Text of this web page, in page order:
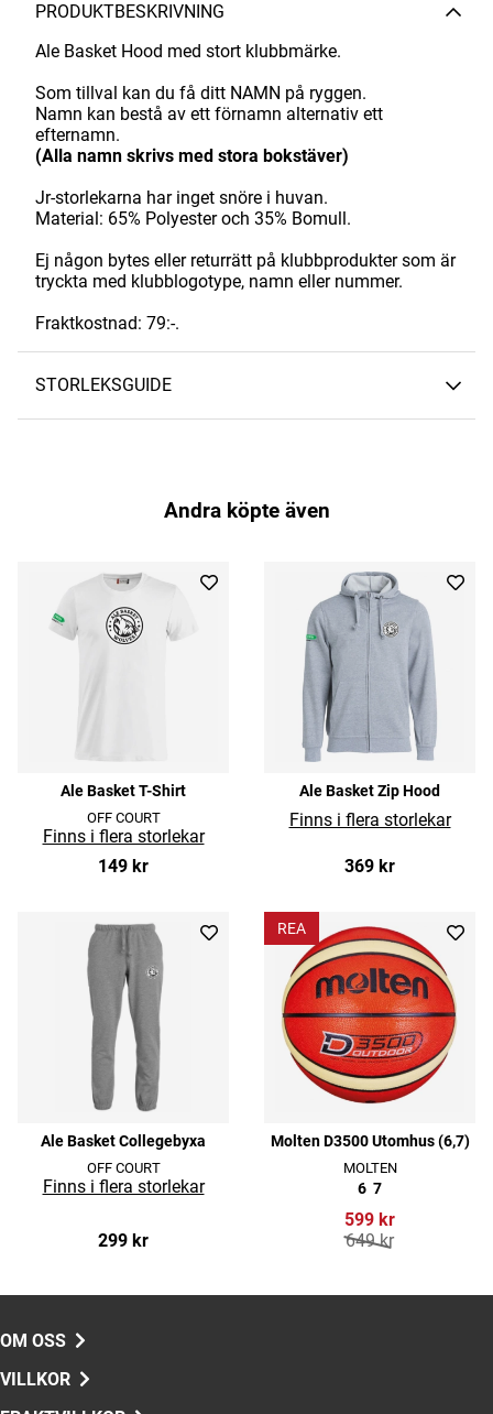
PRODUKTBESKRIVNING
Ale Basket Hood med stort klubbmärke.
Som tillval kan du få ditt NAMN på ryggen.
Namn kan bestå av ett förnamn alternativ ett
efternamn.
(Alla namn skrivs med stora bokstäver)
Jr-storlekarna har inget snöre i huvan.
Material: 65% Polyester och 35% Bomull.
Ej någon bytes eller returrätt på klubbprodukter som är
tryckta med klubblogotype, namn eller nummer.
Fraktkostnad: 79:-.
STORLEKSGUIDE
Andra köpte även
Ale Basket T-Shirt
OFF COURT
149 kr
Ale Basket Zip Hood
369 kr
Ale Basket Collegebyxa
OFF COURT
299 kr
REA
Molten D3500 Utomhus (6,7)
MOLTEN
6 7
599 kr
649 kr
OM OSS
VILLKOR